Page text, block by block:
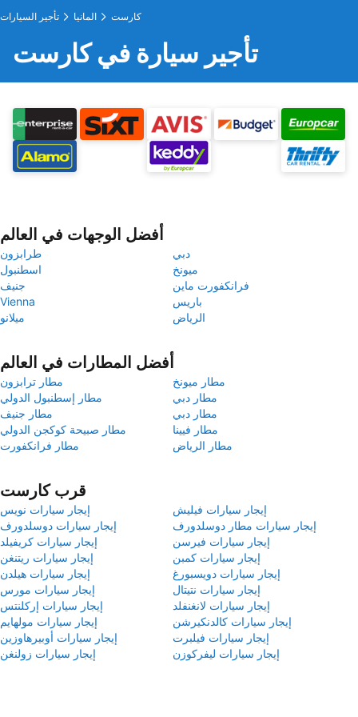
تأجير السيارات المانيا كارست
تأجير سيارة في كارست
أفضل الوجهات في العالم
طرابزون
دبي
اسطنبول
ميونخ
جنيف
فرانكفورت ماين
Vienna
باريس
ميلانو
الرياض
أفضل المطارات في العالم
مطار ترابزون
مطار ميونخ
مطار إسطنبول الدولي
مطار دبي
مطار جنيف
مطار دبي
مطار صبيحة كوكجن الدولي
مطار فيينا
مطار فرانكفورت
مطار الرياض
قرب كارست
إيجار سيارات نويس
إيجار سيارات فيليش
إيجار سيارات دوسلدورف
إيجار سيارات مطار دوسلدورف
إيجار سيارات كريفيلد
إيجار سيارات فيرسن
إيجار سيارات ريتنغن
إيجار سيارات كمبن
إيجار سيارات هيلدن
إيجار سيارات دويسبورغ
إيجار سيارات مورس
إيجار سيارات نتيتال
إيجار سيارات إركلنتس
إيجار سيارات لانغنفلد
إيجار سيارات مولهايم
إيجار سيارات كالدنكيرشن
إيجار سيارات أوبيرهاوزين
إيجار سيارات فيلبرت
إيجار سيارات زولنغن
إيجار سيارات ليفركوزن